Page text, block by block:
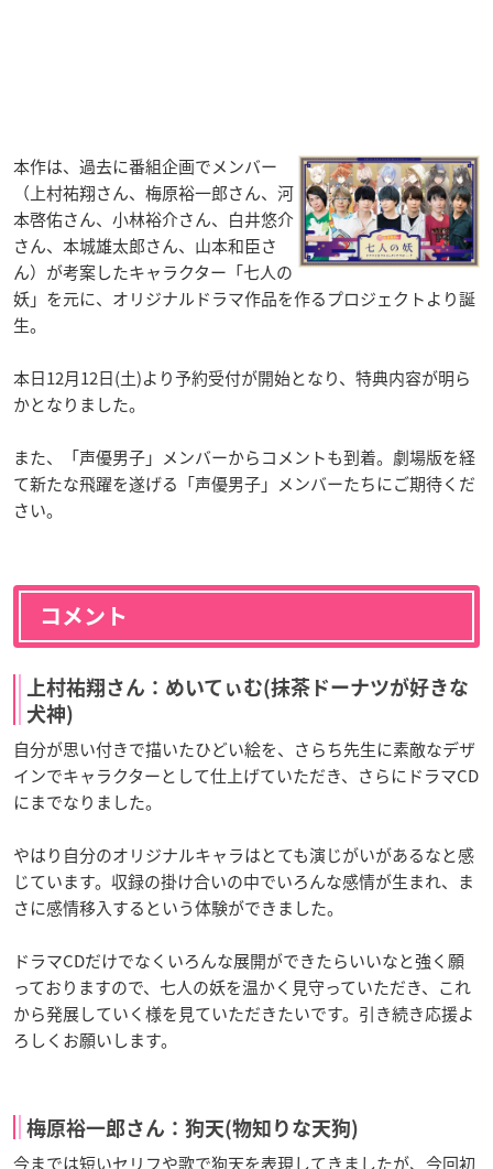
本作は、過去に番組企画でメンバー
（上村祐翔さん、梅原裕一郎さん、河
本啓佑さん、小林裕介さん、白井悠介
さん、本城雄太郎さん、山本和臣さ
ん）が考案したキャラクター「七人の
妖」を元に、オリジナルドラマ作品を作るプロジェクトより誕
生。
本日12月12日(土)より予約受付が開始となり、特典内容が明ら
かとなりました。
また、「声優男子」メンバーからコメントも到着。劇場版を経
て新たな飛躍を遂げる「声優男子」メンバーたちにご期待くだ
さい。
コメント
上村祐翔さん：めいてぃむ(抹茶ドーナツが好きな
犬神)
自分が思い付きで描いたひどい絵を、さらち先生に素敵なデザ
インでキャラクターとして仕上げていただき、さらにドラマCD
にまでなりました。
やはり自分のオリジナルキャラはとても演じがいがあるなと感
じています。収録の掛け合いの中でいろんな感情が生まれ、ま
さに感情移入するという体験ができました。
ドラマCDだけでなくいろんな展開ができたらいいなと強く願
っておりますので、七人の妖を温かく見守っていただき、これ
から発展していく様を見ていただきたいです。引き続き応援よ
ろしくお願いします。
梅原裕一郎さん：狗天(物知りな天狗)
今までは短いセリフや歌で狗天を表現してきましたが、今回初